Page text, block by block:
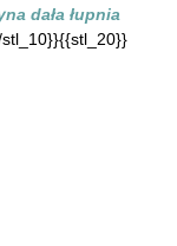
dała łupnia